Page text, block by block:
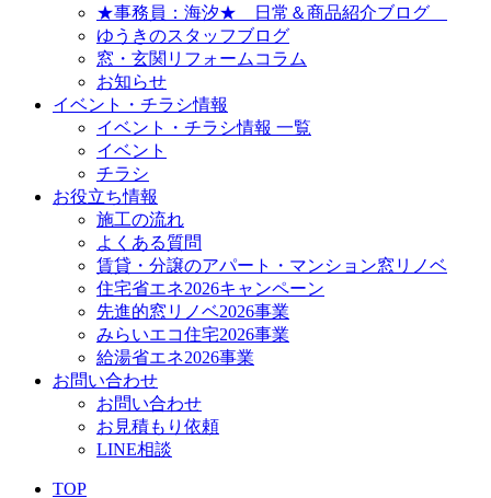
★事務員：海汐★ 日常＆商品紹介ブログ
ゆうきのスタッフブログ
窓・玄関リフォームコラム
お知らせ
イベント・チラシ情報
イベント・チラシ情報 一覧
イベント
チラシ
お役立ち情報
施工の流れ
よくある質問
賃貸・分譲のアパート・マンション窓リノベ
住宅省エネ2026キャンペーン
先進的窓リノベ2026事業
みらいエコ住宅2026事業
給湯省エネ2026事業
お問い合わせ
お問い合わせ
お見積もり依頼
LINE相談
TOP